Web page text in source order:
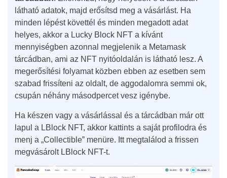
látható adatok, majd erősítsd meg a vásárlást. Ha
minden lépést követtél és minden megadott adat
helyes, akkor a Lucky Block NFT a kívánt
mennyiségben azonnal megjelenik a Metamask
tárcádban, ami az NFT nyitóoldalán is látható lesz. A
megerősítési folyamat közben ebben az esetben sem
szabad frissíteni az oldalt, de aggodalomra semmi ok,
csupán néhány másodpercet vesz igénybe.
Ha készen vagy a vásárlással és a tárcádban már ott
lapul a LBlock NFT, akkor kattints a saját profilodra és
menj a „Collectible” menüre. Itt megtalálod a frissen
megvásárolt LBlock NFT-t.